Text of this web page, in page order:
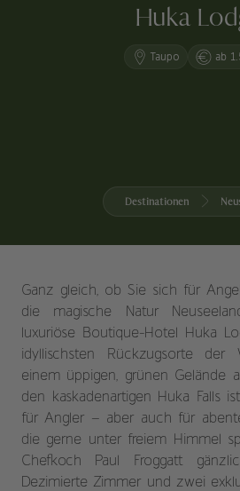
Huka
Taupo ab
Destinationen
Ganz gleich, ob Sie sich für
die magische Natur
luxuriöse Boutique-Hotel Huka
idyllischsten Rückzugsorte der
einem üppigen, grünen Gelände
den kaskadenartigen Huka Falls
für Angler – aber auch für
die gerne unter freiem Himmel
Chefkoch Paul Froggatt
Dezimierte Zimmer und zwei